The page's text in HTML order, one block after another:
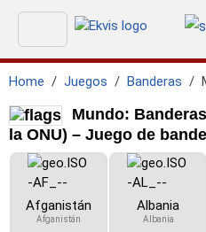
Home Juegos Banderas
Mundo:
la ONU) – Juego de
Afganistán
Afganistán
Albania
Albania